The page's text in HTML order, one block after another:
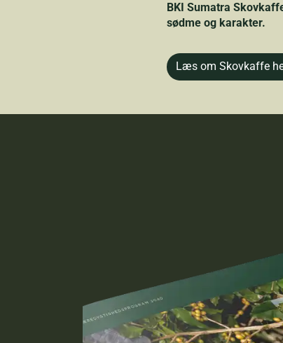
BKI Sumatra
sødme og karakter.
Læs om Skovkaffe